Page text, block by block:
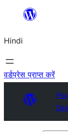
सामग्री
जाएं
Hindi
वर्डप्रेस प्राप्त करें